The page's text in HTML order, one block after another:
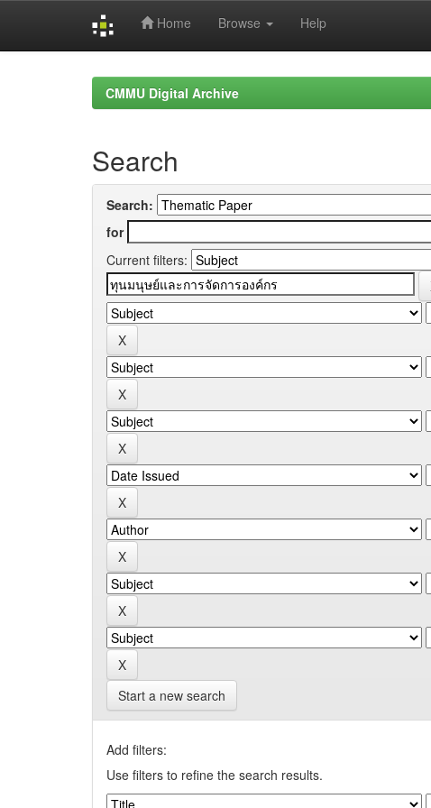
Home Browse Help
CMMU Digital Archive
Search
Search:
for
Current filters:
Start a new search
Add filters:
Use filters to refine the search results.